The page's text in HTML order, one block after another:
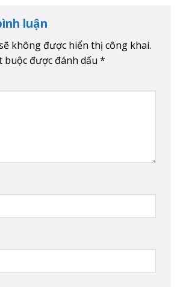
luận
không được hiển thị công khai.
buộc được đánh dấu *